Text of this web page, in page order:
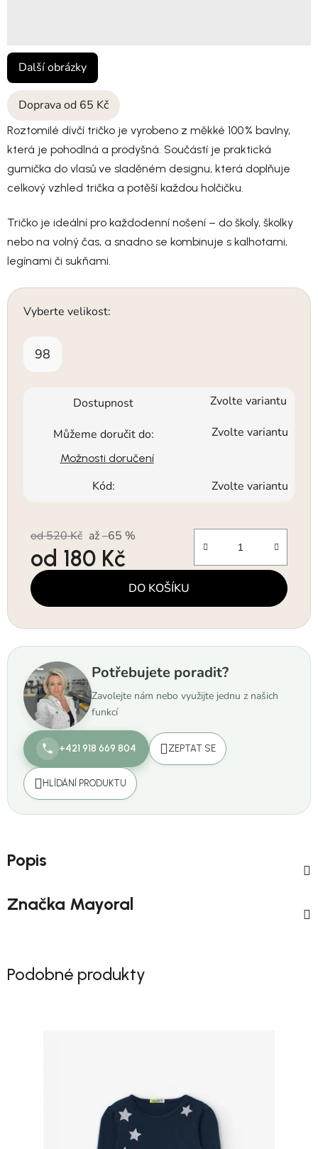
Doprava od 65 Kč
Roztomilé dívčí tričko je vyrobeno z měkké 100 % bavlny,
která je pohodlná a prodyšná. Součástí je praktická
gumička do vlasů ve sladěném designu, která doplňuje
celkový vzhled trička a potěší každou holčičku.
Tričko je ideální pro každodenní nošení – do školy, školky
nebo na volný čas, a snadno se kombinuje s kalhotami,
legínami či sukňami.
Vyberte velikost:
98
Dostupnost Zvolte variantu
Můžeme doručit do: Zvolte variantu
Možnosti doručení
Kód: Zvolte variantu
od 520 Kč až –65 %
od 180 Kč
Měrná cena: DO KOŠÍKU
Potřebujete poradit?
Zavolejte nám nebo využijte jednu z našich
funkcí
+421 918 669 804 ZEPTAT SE
HLÍDÁNÍ PRODUKTU
Další obrázky
Popis
Značka Mayoral
Podobné produkty